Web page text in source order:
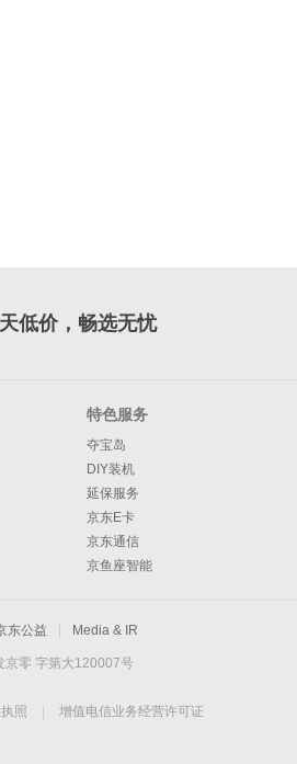
低价，畅选无忧
特色服务
夺宝岛
DIY装机
延保服务
京东E卡
京东通信
京鱼座智能
东公益 Media & IR
京零 字第大120007号
照
增值电信业务经营许可证